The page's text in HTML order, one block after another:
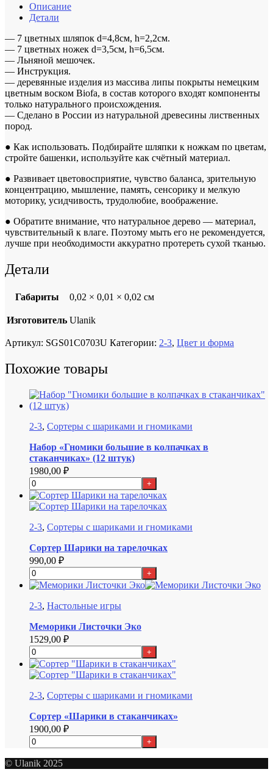
Описание
Детали
— 7 цветных шляпок d=4,8см, h=2,2см.
— 7 цветных ножек d=3,5см, h=6,5см.
— Льняной мешочек.
— Инструкция.
— деревянные изделия из массива липы покрыты немецким
цветным воском Biofa, в состав которого входят компоненты
только натурального происхождения.
— Сделано в России из натуральной древесины лиственных
пород.
● Как использовать. Подбирайте шляпки к ножкам по цветам,
стройте башенки, используйте как счётный материал.
● Развивает цветовосприятие, чувство баланса, зрительную
концентрацию, мышление, память, сенсорику и мелкую
моторику, усидчивость, трудолюбие, воображение.
● Обратите внимание, что натуральное дерево — материал,
чувствительный к влаге. Поэтому мыть его не рекомендуется,
лучше при необходимости аккуратно протереть сухой тканью.
Детали
Габариты 0,02 × 0,01 × 0,02 см
Изготовитель Ulanik
Артикул: SGS01C0703U Категории: 2-3, Цвет и форма
Похожие товары
2-3, Сортеры с шариками и гномиками
Набор «Гномики большие в колпачках в
стаканчиках» (12 штук)
1980,00 ₽
+
2-3, Сортеры с шариками и гномиками
Сортер Шарики на тарелочках
990,00 ₽
+
2-3, Настольные игры
Меморики Листочки Эко
1529,00 ₽
+
2-3, Сортеры с шариками и гномиками
Сортер «Шарики в стаканчиках»
1900,00 ₽
+
© Ulanik 2025